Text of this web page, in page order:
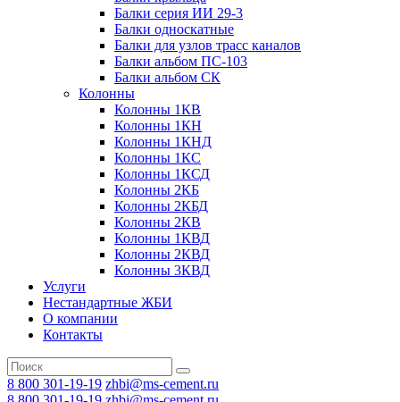
Балки серия ИИ 29-3
Балки односкатные
Балки для узлов трасс каналов
Балки альбом ПС-103
Балки альбом СК
Колонны
Колонны 1КВ
Колонны 1КН
Колонны 1КНД
Колонны 1КС
Колонны 1КСД
Колонны 2КБ
Колонны 2КБД
Колонны 2КВ
Колонны 1КВД
Колонны 2КВД
Колонны 3КВД
Услуги
Нестандартные ЖБИ
О компании
Контакты
8 800 301-19-19 zhbi@ms-cement.ru